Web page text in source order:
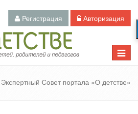
Регистрация Авторизация
Toggle
«О детстве»
Экспертный Совет портала «О детстве»